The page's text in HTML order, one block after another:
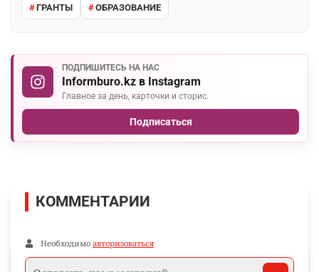
ГРАНТЫ ОБРАЗОВАНИЕ
ПОДПИШИТЕСЬ НА НАС
Informburo.kz в Instagram
Главное за день, карточки и сторис.
Подписаться
КОММЕНТАРИИ
Необходимо авторизоваться